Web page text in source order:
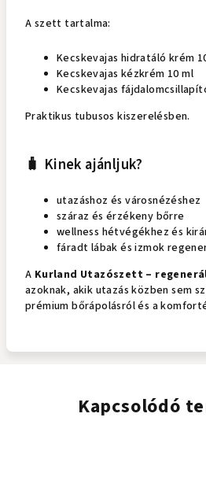
A szett tartalma:
Kecskevajas hidratáló krém
Kecskevajas kézkrém 10 ml
Kecskevajas
Praktikus tubusos kiszerelésben.
🧳 Kinek ajánljuk?
utazáshoz és városnézéshez
száraz és érzékeny bőrre
wellness hétvégékhez és
fáradt lábak és izmok
A Kurland Utazószett –
azoknak, akik utazás közben sem
prémium bőrápolásról és a
Kapcsolódó